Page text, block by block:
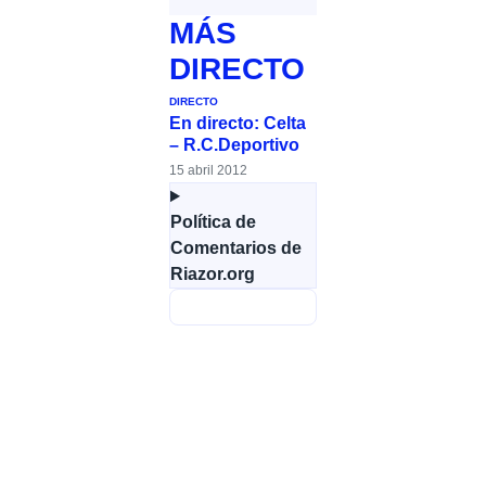
MÁS
DIRECTO
DIRECTO
En directo: Celta
– R.C.Deportivo
15 abril 2012
Política de
Comentarios de
Riazor.org